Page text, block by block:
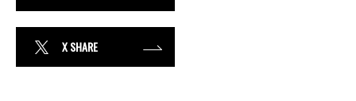
X SHARE